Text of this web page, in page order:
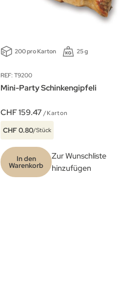
200 pro Karton 25 g
REF: T9200
Mini-Party Schinkengipfeli
CHF 159.47 /Karton
CHF 0.80/Stück
In den
Warenkorb
Zur Wunschliste
hinzufügen